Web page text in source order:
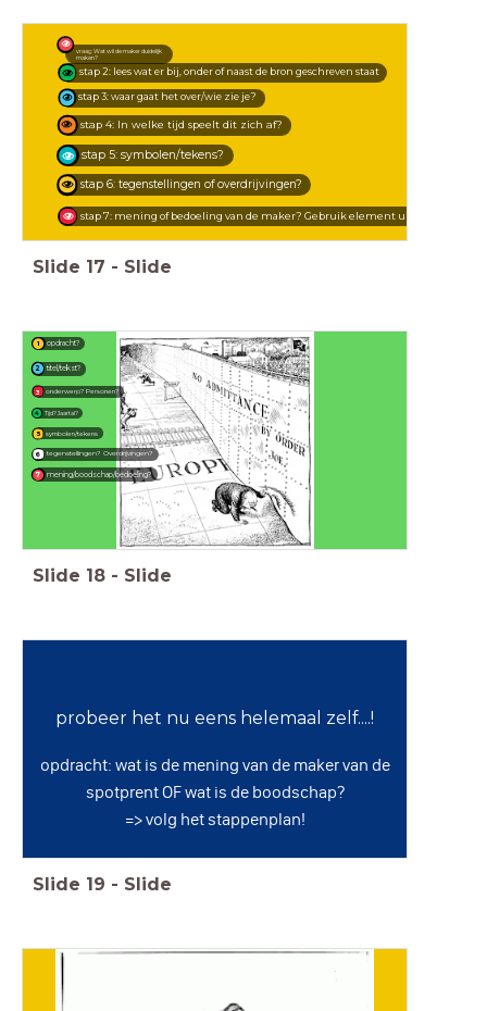
vraag: Wat wil de maker duidelijk
maken?
stap 2: lees wat er bij, onder of naast de bron geschreven staat
stap 3: waar gaat het over/wie zie je?
stap 4: In welke tijd speelt dit zich af?
stap 5: symbolen/tekens?
stap 6: tegenstellingen of overdrijvingen?
stap 7: mening of bedoeling van de maker? Gebruik element uit de bron!
Slide 17 - Slide
symbolen/tekens
5
titel/tekst?
2
opdracht?
1
onderwerp? Personen?
3
Tijd? Jaartal?
4
tegenstellingen? Overdrijvingen?
6
mening/boodschap/bedoeling?
7
Slide 18 - Slide
probeer het nu eens helemaal zelf....!
opdracht: wat is de mening van de maker van de
spotprent OF wat is de boodschap?
=> volg het stappenplan!
Slide 19 - Slide